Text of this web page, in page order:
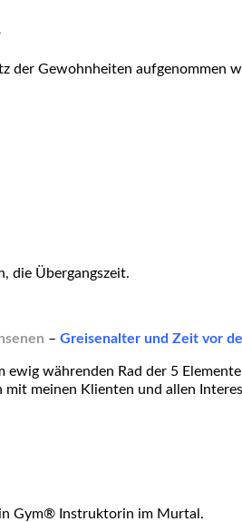
der Gewohnheiten aufgenommen
die Übergangszeit.
– Greisenalter und Zeit vor
währenden Rad der 5 Elemente
meinen Klienten und allen
Gym® Instruktorin im Murtal.